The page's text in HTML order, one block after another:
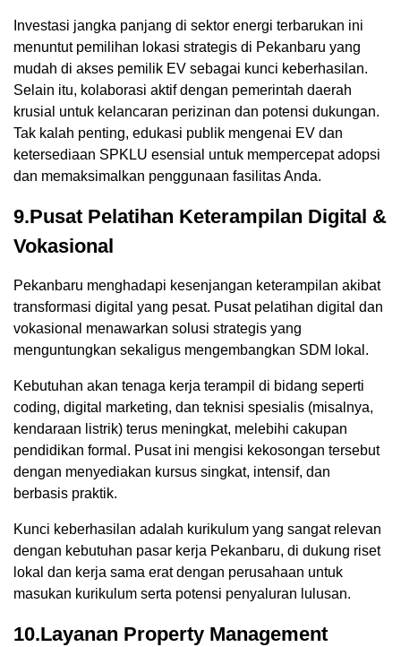
Investasi jangka panjang di sektor energi terbarukan ini
menuntut pemilihan lokasi strategis di Pekanbaru yang
mudah di akses pemilik EV sebagai kunci keberhasilan.
Selain itu, kolaborasi aktif dengan pemerintah daerah
krusial untuk kelancaran perizinan dan potensi dukungan.
Tak kalah penting, edukasi publik mengenai EV dan
ketersediaan SPKLU esensial untuk mempercepat adopsi
dan memaksimalkan penggunaan fasilitas Anda.
9.Pusat Pelatihan Keterampilan Digital &
Vokasional
Pekanbaru menghadapi kesenjangan keterampilan akibat
transformasi digital yang pesat. Pusat pelatihan digital dan
vokasional menawarkan solusi strategis yang
menguntungkan sekaligus mengembangkan SDM lokal.
Kebutuhan akan tenaga kerja terampil di bidang seperti
coding, digital marketing, dan teknisi spesialis (misalnya,
kendaraan listrik) terus meningkat, melebihi cakupan
pendidikan formal. Pusat ini mengisi kekosongan tersebut
dengan menyediakan kursus singkat, intensif, dan
berbasis praktik.
Kunci keberhasilan adalah kurikulum yang sangat relevan
dengan kebutuhan pasar kerja Pekanbaru, di dukung riset
lokal dan kerja sama erat dengan perusahaan untuk
masukan kurikulum serta potensi penyaluran lulusan.
10.Layanan Property Management